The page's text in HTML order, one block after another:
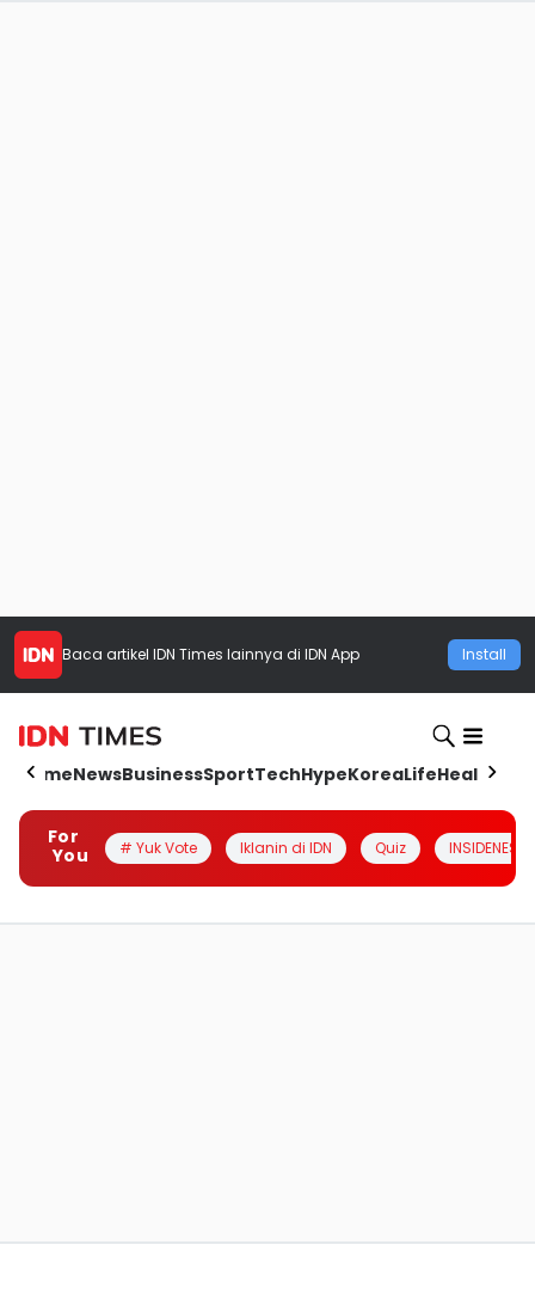
Baca artikel IDN Times lainnya di IDN App Install
HomeNewsBusinessSportTechHypeKoreaLifeHealth
For
You
# Yuk Vote Iklanin di IDN Quiz INSIDENESIA